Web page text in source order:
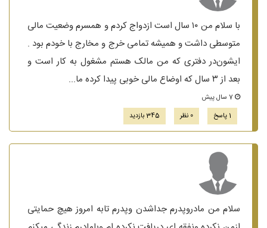
با سلام من ۱۰ سال است ازدواج کردم و همسرم وضعیت مالی
متوسطی داشت و همیشه تمامی خرج و مخارج با خودم بود .
ایشون‌در دفتری که من مالک هستم مشغول به کار است و
بعد از ۳ سال که اوضاع مالی خوبی پیدا کرده ما...
1 پاسخ
0 نظر 345 بازدید
سلام من مادروپدرم جداشدن وپدرم تابه امروز هیچ حمایتی